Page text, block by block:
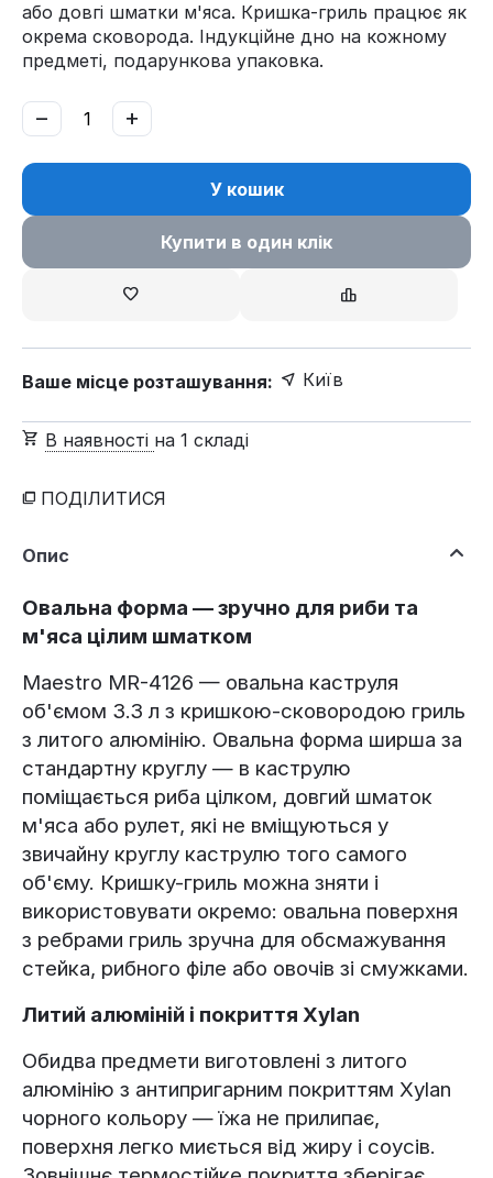
або довгі шматки м'яса. Кришка-гриль працює як
окрема сковорода. Індукційне дно на кожному
предметі, подарункова упаковка.
+
−
У кошик
Купити в один клік
Ваше місце розташування: Київ
В наявності на 1 складі
ПОДІЛИТИСЯ
Опис
Овальна форма — зручно для риби та
м'яса цілим шматком
Maestro MR-4126 — овальна каструля
об'ємом 3.3 л з кришкою-сковородою гриль
з литого алюмінію. Овальна форма ширша за
стандартну круглу — в каструлю
поміщається риба цілком, довгий шматок
м'яса або рулет, які не вміщуються у
звичайну круглу каструлю того самого
об'єму. Кришку-гриль можна зняти і
використовувати окремо: овальна поверхня
з ребрами гриль зручна для обсмажування
стейка, рибного філе або овочів зі смужками.
Литий алюміній і покриття Xylan
Обидва предмети виготовлені з литого
алюмінію з антипригарним покриттям Xylan
чорного кольору — їжа не прилипає,
поверхня легко миється від жиру і соусів.